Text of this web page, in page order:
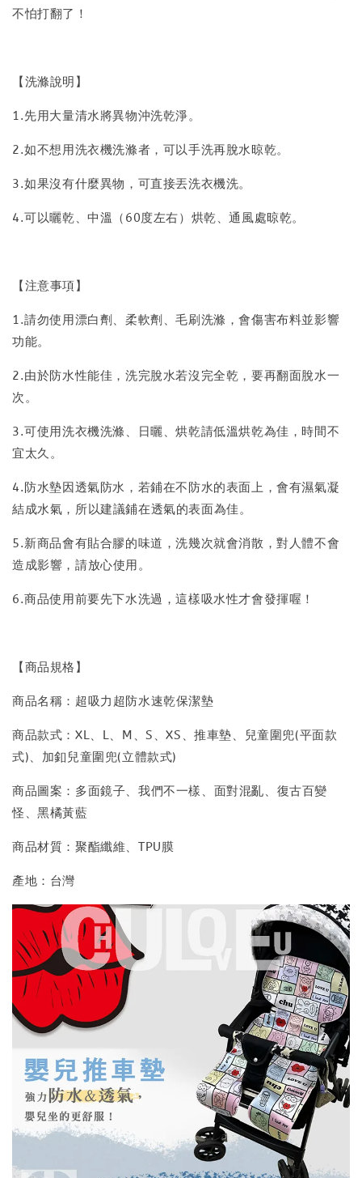
不怕打翻了！
【洗滌說明】
1.先用大量清水將異物沖洗乾淨。
2.如不想用洗衣機洗滌者，可以手洗再脫水晾乾。
3.如果沒有什麼異物，可直接丟洗衣機洗。
4.可以曬乾、中溫（60度左右）烘乾、通風處晾乾。
【注意事項】
1.請勿使用漂白劑、柔軟劑、毛刷洗滌，會傷害布料並影響
功能。
2.由於防水性能佳，洗完脫水若沒完全乾，要再翻面脫水一
次。
3.可使用洗衣機洗滌、日曬、烘乾請低溫烘乾為佳，時間不
宜太久。
4.防水墊因透氣防水，若鋪在不防水的表面上，會有濕氣凝
結成水氣，所以建議鋪在透氣的表面為佳。
5.新商品會有貼合膠的味道，洗幾次就會消散，對人體不會
造成影響，請放心使用。
6.商品使用前要先下水洗過，這樣吸水性才會發揮喔！
【商品規格】
商品名稱：超吸力超防水速乾保潔墊
商品款式：XL、L、M、S、XS、推車墊、兒童圍兜(平面款
式)、加釦兒童圍兜(立體款式)
商品圖案：多面鏡子、我們不一樣、面對混亂、復古百變
怪、黑橘黃藍
商品材質：聚酯纖維、TPU膜
產地：台灣